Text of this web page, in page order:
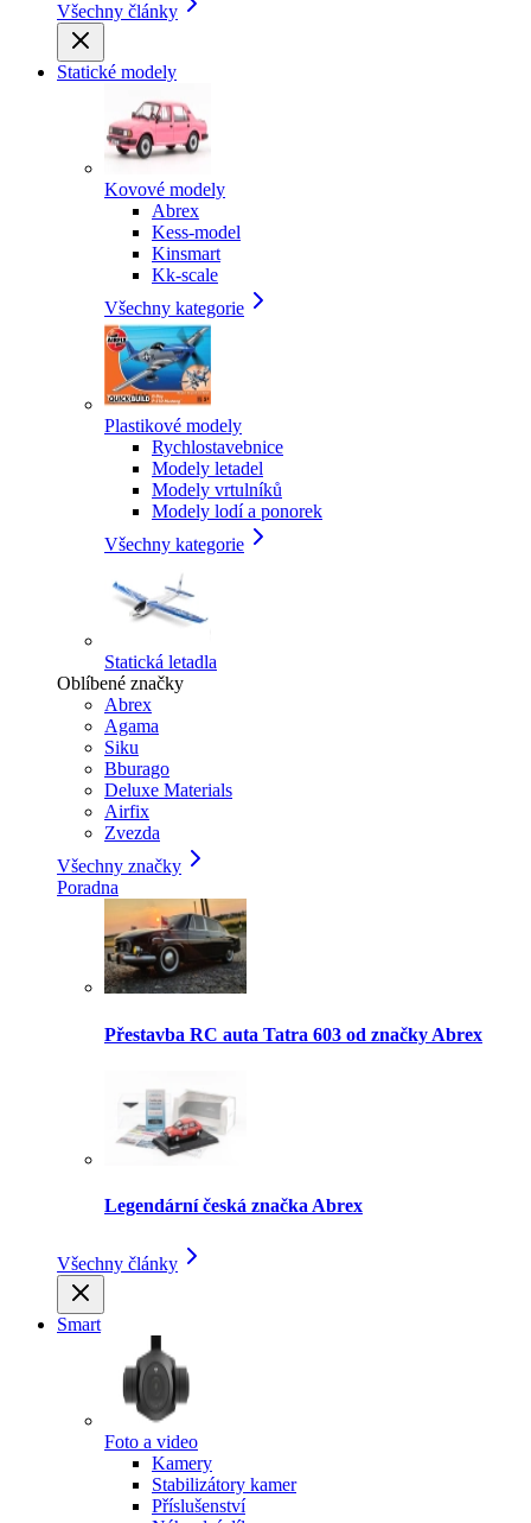
Všechny články
Statické modely
Kovové modely
Abrex
Kess-model
Kinsmart
Kk-scale
Všechny kategorie
Plastikové modely
Rychlostavebnice
Modely letadel
Modely vrtulníků
Modely lodí a ponorek
Všechny kategorie
Statická letadla
Oblíbené značky
Abrex
Agama
Siku
Bburago
Deluxe Materials
Airfix
Zvezda
Všechny značky
Poradna
Přestavba RC auta Tatra 603 od značky Abrex
Legendární česká značka Abrex
Všechny články
Smart
Foto a video
Kamery
Stabilizátory kamer
Příslušenství